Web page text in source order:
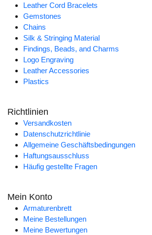
Leather Cord Bracelets
Gemstones
Chains
Silk & Stringing Material
Findings, Beads, and Charms
Logo Engraving
Leather Accessories
Plastics
Richtlinien
Versandkosten
Datenschutzrichtlinie
Allgemeine Geschäftsbedingungen
Haftungsausschluss
Häufig gestellte Fragen
Mein Konto
Armaturenbrett
Meine Bestellungen
Meine Bewertungen